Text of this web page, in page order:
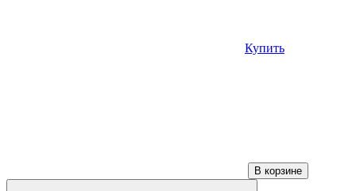
Купить
В корзине